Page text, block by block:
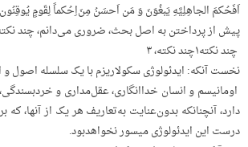
اَفَحُکمَ‌ الجاهِلِیَّهِ‌ یَبغُوَنَ‌ وَ‌ مَن‌ اَحسَنُ‌ مِنَ‌اِ‌حُکماً‌ لِقَومٍ‌
پیش‌ از پرداختن‌ به‌ اصل‌ بحث، ضروری‌ می‌دانم، چند
‌ ‌چند نکته۱چند نکته، ۳
نخست‌ آنکه: ایدئولوژی‌ سکولاریزم‌ با یک‌ سلسله‌ اصول‌
‌اومانیسم‌ و انسان‌ خداانگاری، عقل‌مداری‌ و
دارد، آنچنانکه‌ بدون‌عنایت‌ به‌تعاریف‌ هر یک‌ از
درست‌ این‌ ایدئولوژی‌ میسور نخواهدبود.